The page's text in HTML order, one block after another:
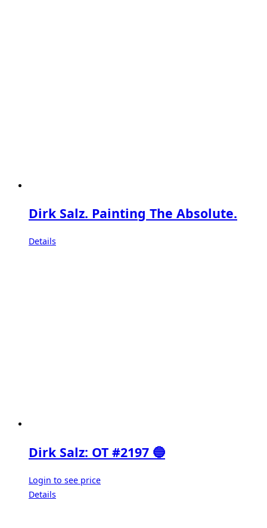
Dirk Salz. Painting The Absolute.
Details
Dirk Salz: OT #2197 🔵
Login to see price
Details